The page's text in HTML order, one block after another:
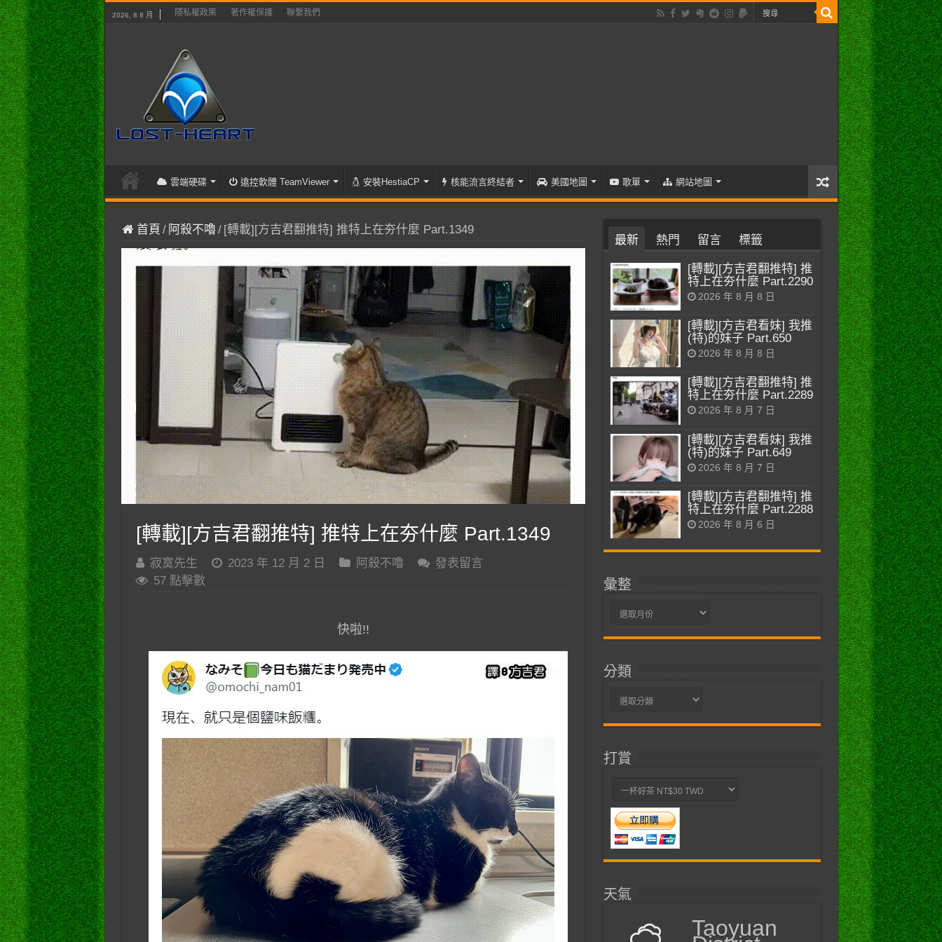
2026, 8 8 月 隱私權政策 著作權保護 聯繫我們
雲端硬碟 遠控軟體 TeamViewer 安裝HestiaCP 核能流言終結者 美國地圖 歌單 網站地圖
首頁 / 阿殺不嚕/ [轉載][方吉君翻推特] 推特上在夯什麼 Part.1349
[轉載][方吉君翻推特] 推特上在夯什麼 Part.1349
寂寞先生 2023 年 12 月 2 日 阿殺不嚕
發表留言
57 點擊數
快啦!!
最新 熱門 留言 標籤
[轉載][方吉君翻推特] 推
特上在夯什麼 Part.2290
2026 年 8 月 8 日
[轉載][方吉君看妹] 我推
(特)的妹子 Part.650
2026 年 8 月 8 日
[轉載][方吉君翻推特] 推
特上在夯什麼 Part.2289
2026 年 8 月 7 日
[轉載][方吉君看妹] 我推
(特)的妹子 Part.649
2026 年 8 月 7 日
[轉載][方吉君翻推特] 推
特上在夯什麼 Part.2288
2026 年 8 月 6 日
彙整
彙
分類
分
打賞
天氣
Taoyuan